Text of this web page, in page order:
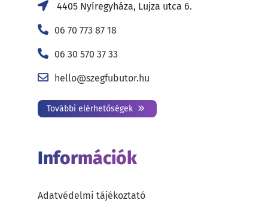
4405 Nyíregyháza, Lujza utca 6.
06 70 773 87 18
06 30 570 37 33
hello@szegfubutor.hu
További elérhetőségek
Információk
Adatvédelmi tájékoztató